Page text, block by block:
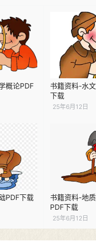
概论PDF
书籍资料-水
下载
25年6月12日
PDF下载
书籍资料-地
PDF下载
25年6月12日